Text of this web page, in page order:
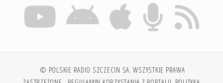
© POLSKIE RADIO SZCZECIN SA. WSZYSTKIE PRAWA